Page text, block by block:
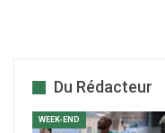
Du Rédacteur
WEEK-END